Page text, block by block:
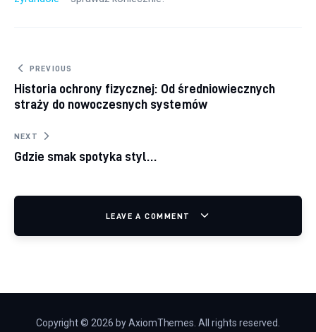
Nawigacja wpisu
PREVIOUS
Historia ochrony fizycznej: Od średniowiecznych
straży do nowoczesnych systemów
NEXT
Gdzie smak spotyka styl…
LEAVE A COMMENT
Copyright © 2026 by AxiomThemes. All rights reserved.